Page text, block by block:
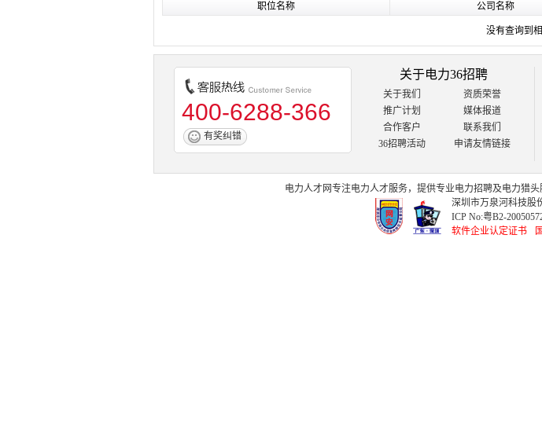
职位名称 公司名称
没有查询到
400-6288-366
有奖纠错
关于电力36招聘
关于我们
资质荣誉
推广计划
媒体报道
合作客户
联系我们
36招聘活动
申请友情链接
电力人才网专注电力人才服务，提供专业电力招聘及电力猎头
深圳市万泉河科技股
ICP No:粤B2-
软件企业认定证书